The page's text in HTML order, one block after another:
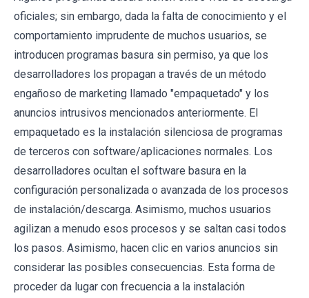
oficiales; sin embargo, dada la falta de conocimiento y el
comportamiento imprudente de muchos usuarios, se
introducen programas basura sin permiso, ya que los
desarrolladores los propagan a través de un método
engañoso de marketing llamado "empaquetado" y los
anuncios intrusivos mencionados anteriormente. El
empaquetado es la instalación silenciosa de programas
de terceros con software/aplicaciones normales. Los
desarrolladores ocultan el software basura en la
configuración personalizada o avanzada de los procesos
de instalación/descarga. Asimismo, muchos usuarios
agilizan a menudo esos procesos y se saltan casi todos
los pasos. Asimismo, hacen clic en varios anuncios sin
considerar las posibles consecuencias. Esta forma de
proceder da lugar con frecuencia a la instalación